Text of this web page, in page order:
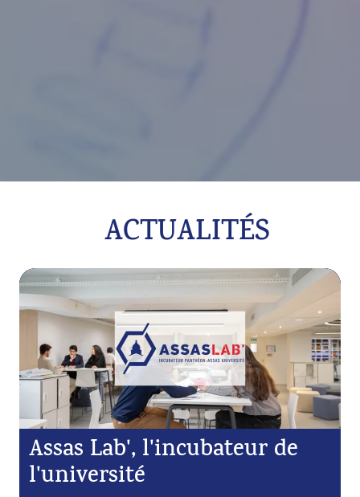
ACTUALITÉS
Assas Lab', l'incubateur de
l'université